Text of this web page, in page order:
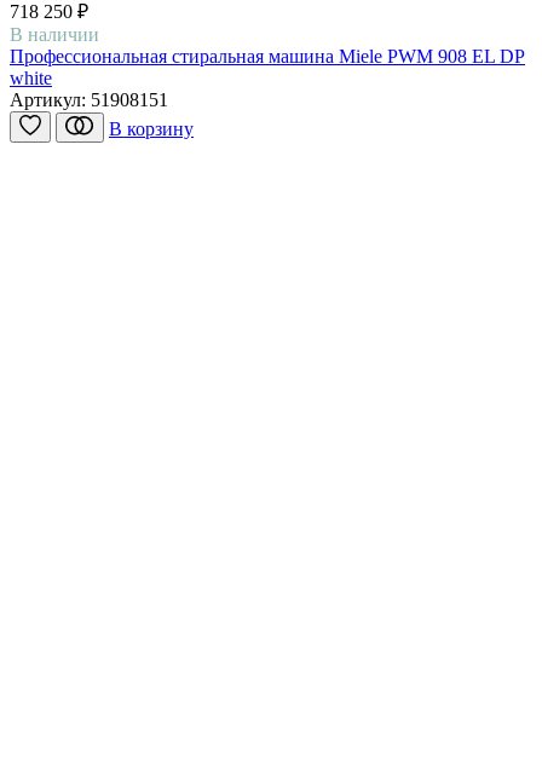
718 250 ₽
В наличии
Профессиональная стиральная машина Miele PWM 908 EL DP
white
Артикул: 51908151
В корзину